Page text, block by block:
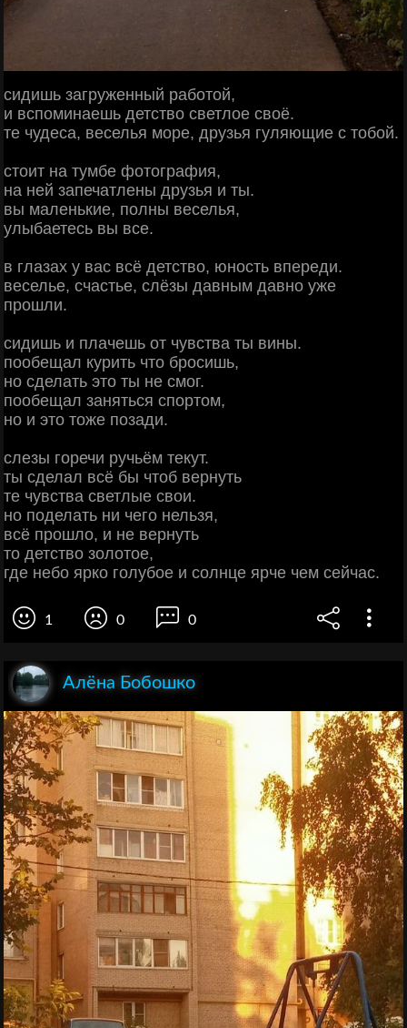
сидишь загруженный работой,
и вспоминаешь детство светлое своё.
те чудеса, веселья море, друзья гуляющие с тобой.
стоит на тумбе фотография,
на ней запечатлены друзья и ты.
вы маленькие, полны веселья,
улыбаетесь вы все.
в глазах у вас всё детство, юность впереди.
веселье, счастье, слёзы давным давно уже
прошли.
сидишь и плачешь от чувства ты вины.
пообещал курить что бросишь,
но сделать это ты не смог.
пообещал заняться спортом,
но и это тоже позади.
слезы горечи ручьём текут.
ты сделал всё бы чтоб вернуть
те чувства светлые свои.
но поделать ни чего нельзя,
всё прошло, и не вернуть
то детство золотое,
где небо ярко голубое и солнце ярче чем сейчас.
1 0 0
Алёна Бобошко